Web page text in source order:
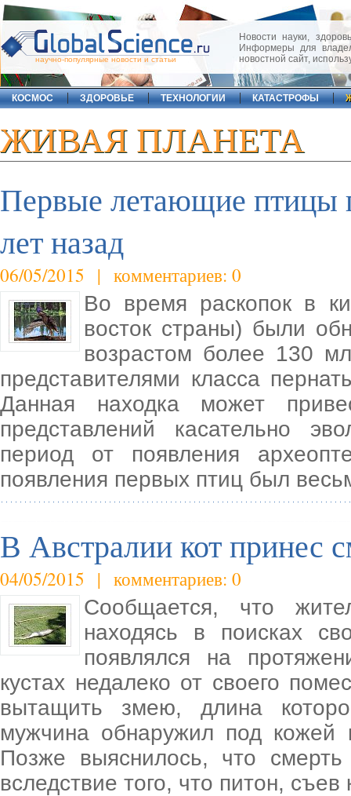
научно-популярные новости и статьи
Новости науки,
Информеры для
новостной сайт,
КОСМОС ЗДОРОВЬЕ ТЕХНОЛОГИИ КАТАСТРОФЫ
ЖИВАЯ ПЛАНЕТА
Первые летающие птицы
лет назад
06/05/2015 | комментариев: 0
Во время раскопок в
восток страны) были
возрастом более 130
представителями класса
Данная находка может
представлений касательно
период от появления
появления первых птиц был
В Австралии кот принес
04/05/2015 | комментариев: 0
Сообщается, что
находясь в поисках
появлялся на
кустах недалеко от своего
вытащить змею, длина
мужчина обнаружил под кожей
Позже выяснилось, что
вследствие того, что питон, съев